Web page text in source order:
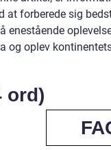
at forberede sig
enestående
og oplev
ord)